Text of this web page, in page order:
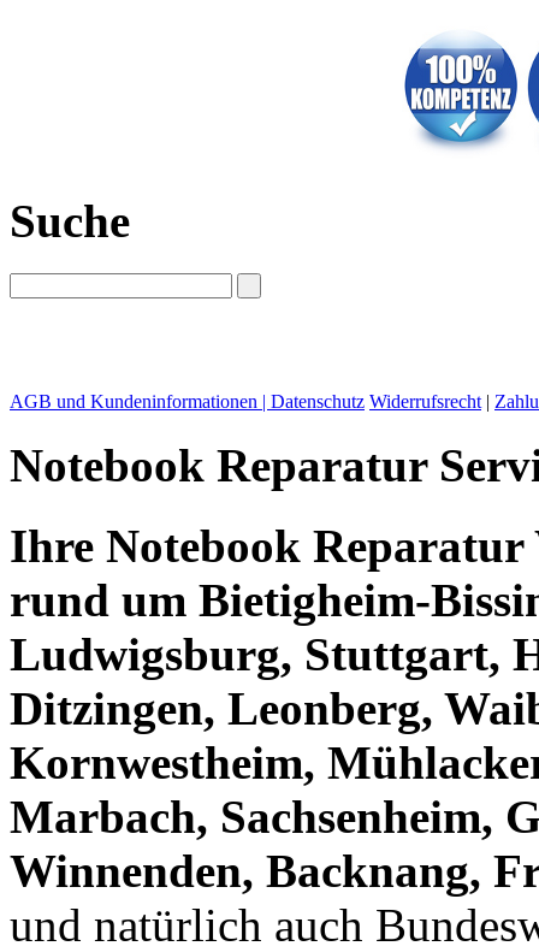
Suche
AGB und Kundeninformationen | Datenschutz Widerrufsrecht |
Notebook Reparatur
Ihre Notebook
rund um Bietigheim-
Ludwigsburg, Stuttgart,
Ditzingen, Leonberg,
Kornwestheim,
Marbach, Sachsenheim,
Winnenden, Backnang,
und natürlich auch